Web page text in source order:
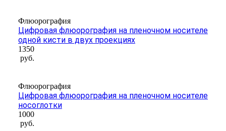
Флюорография
Цифровая флюорография на пленочном носителе
одной кисти в двух проекциях
1350
руб.
Флюорография
Цифровая флюорография на пленочном носителе
носоглотки
1000
руб.